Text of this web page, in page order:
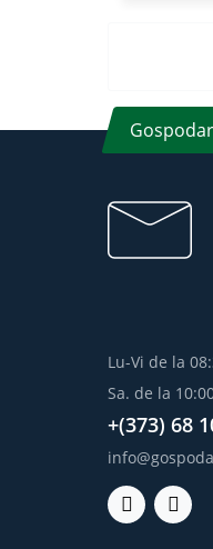
Lu-Vi de la
Sa. de la
+(373) 68